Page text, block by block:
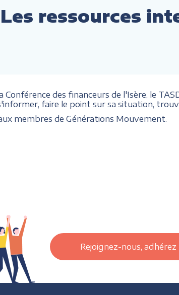
ressources
Conférence des financeurs de l'Isère, le
faire le point sur sa situation,
membres de Générations Mouvement.
Rejoignez-nous, adhérez